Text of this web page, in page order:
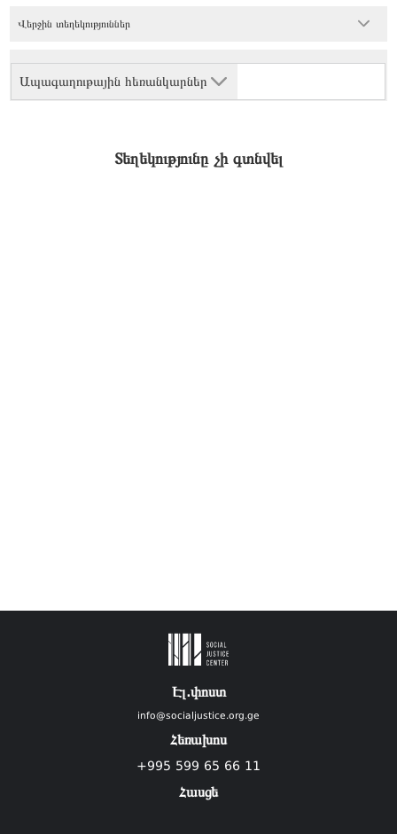
Ապագաղութային հեռանկարներ
Վերջին տեղեկություններ
Տեղեկությունը չի գտնվել
Էլ.փոստ
info@socialjustice.org.ge
Հեռախոս
+995 599 65 66 11
Հասցե